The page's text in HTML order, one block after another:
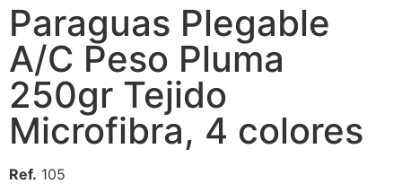
Paraguas Plegable
A/C Peso Pluma
250gr Tejido
Microfibra, 4 colores
Ref. 105